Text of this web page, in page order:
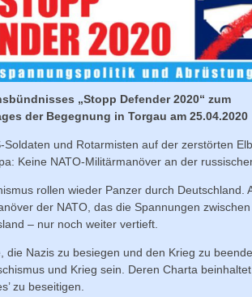
„Stopp Defender 2020“ zum
der Begegnung in Torgau am 25.04.2020
und Rotarmisten auf der zerstörten
Keine NATO-Militärmanöver an der
rollen wieder Panzer durch Deutschland.
der NATO, das die Spannungen
– nur noch weiter vertieft.
die Nazis zu besiegen und den Krieg zu
und Krieg sein. Deren Charta
zu beseitigen.